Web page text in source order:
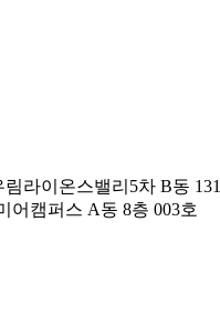
라이온스밸리5차 B동
어캠퍼스 A동 8층 003호